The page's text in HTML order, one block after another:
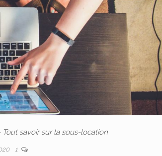
savoir sur la sous-location
1